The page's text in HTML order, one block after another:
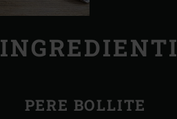
INGREDIENTI
PERE BOLLITE